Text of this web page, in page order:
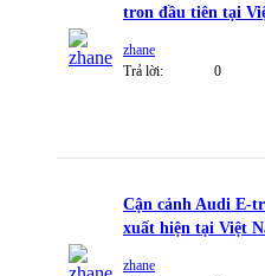
tron đầu tiên tại
zhane
Trả lời:
0
Cận cảnh Audi E-
xuất hiện tại Việt
zhane